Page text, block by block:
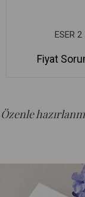
ESER 2
Fiyat
Özenle